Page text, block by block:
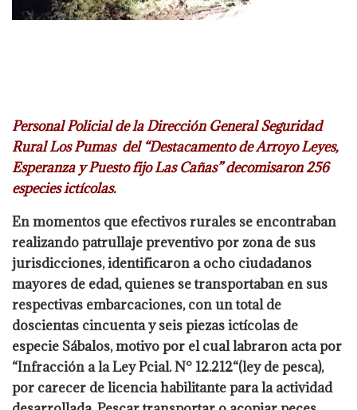
Personal Policial de la Dirección General Seguridad
Rural Los Pumas del “Destacamento de Arroyo Leyes,
Esperanza y Puesto fijo Las Cañas”decomisaron 256
especies ictícolas.
En momentos que efectivos rurales se encontraban
realizando patrullaje preventivo por zona de sus
jurisdicciones, identificaron a ocho ciudadanos
mayores de edad, quienes setransportaban en sus
respectivas embarcaciones, con un total de
doscientas cincuenta yseis piezas ictícolas de
especie Sábalos, motivo por el cual labraron acta por
“Infracción ala Ley Pcial. N° 12.212“(ley de pesca),
por carecer de licencia habilitante para la actividad